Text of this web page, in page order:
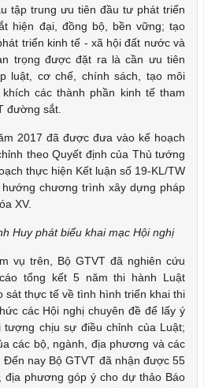
tập trung ưu tiên đầu tư phát triển
hiện đại, đồng bộ, bền vững; tạo
triển kinh tế - xã hội đất nước và
trọng được đặt ra là cần ưu tiên
luật, cơ chế, chính sách, tạo môi
các thành phần kinh tế tham
đường sắt.
2017 đã được đưa vào kế hoạch
theo Quyết định của Thủ tướng
thực hiện Kết luận số 19-KL/TW
chương trình xây dựng pháp
XV.
Huy phát biểu khai mạc Hội nghị
vụ trên, Bộ GTVT đã nghiên cứu
tổng kết 5 năm thi hành Luật
thực tế về tình hình triển khai thi
các Hội nghị chuyên đề để lấy ý
chịu sự điều chỉnh của Luật;
các bộ, ngành, địa phương và các
nay Bộ GTVT đã nhận được 55
địa phương góp ý cho dự thảo Báo